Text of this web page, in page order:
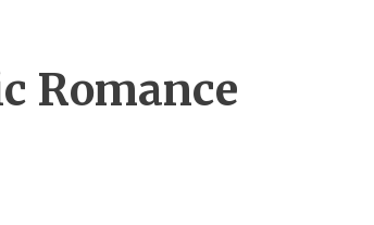
Romance